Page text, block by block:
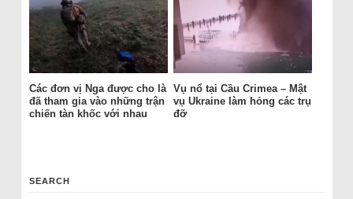
Các đơn vị Nga được cho là
đã tham gia vào những trận
chiến tàn khốc với nhau
Vụ nổ tại Cầu Crimea – Mật
vụ Ukraine làm hỏng các trụ
đỡ
SEARCH